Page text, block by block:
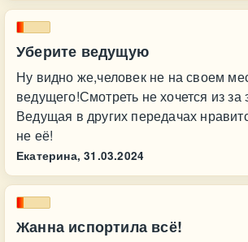
Уберите ведущую
Ну видно же,человек не на своем
ведущего!Смотреть не хочется из за
Ведущая в других передачах
не её!
Екатерина, 31.03.2024
Жанна испортила всё!